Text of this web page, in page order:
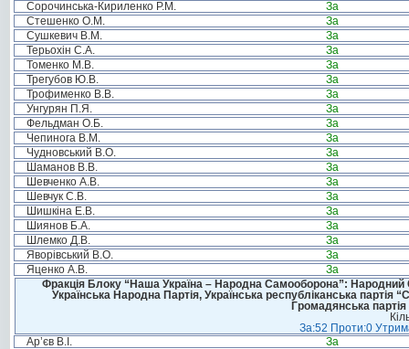
Сорочинська-Кириленко Р.М.
За
Стешенко О.М.
За
Сушкевич В.М.
За
Терьохін С.А.
За
Томенко М.В.
За
Трегубов Ю.В.
За
Трофименко В.В.
За
Унгурян П.Я.
За
Фельдман О.Б.
За
Чепинога В.М.
За
Чудновський В.О.
За
Шаманов В.В.
За
Шевченко А.В.
За
Шевчук С.В.
За
Шишкіна Е.В.
За
Шиянов Б.А.
За
Шлемко Д.В.
За
Яворівський В.О.
За
Яценко А.В.
За
Фракція Блоку “Наша Україна – Народна Самооборона”: Народний
Українська Народна Партія, Українська республіканська
Громадянська
За:52 Проти:0
Ар’єв В.І.
За